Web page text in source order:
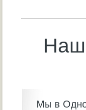
Наш
Мы в